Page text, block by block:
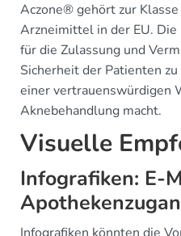
Aczone® gehört zur
Arzneimittel in der EU.
für die Zulassung und
Sicherheit der Patienten
einer vertrauenswürdigen
Aknebehandlung macht.
Visuelle
Infografiken: E-